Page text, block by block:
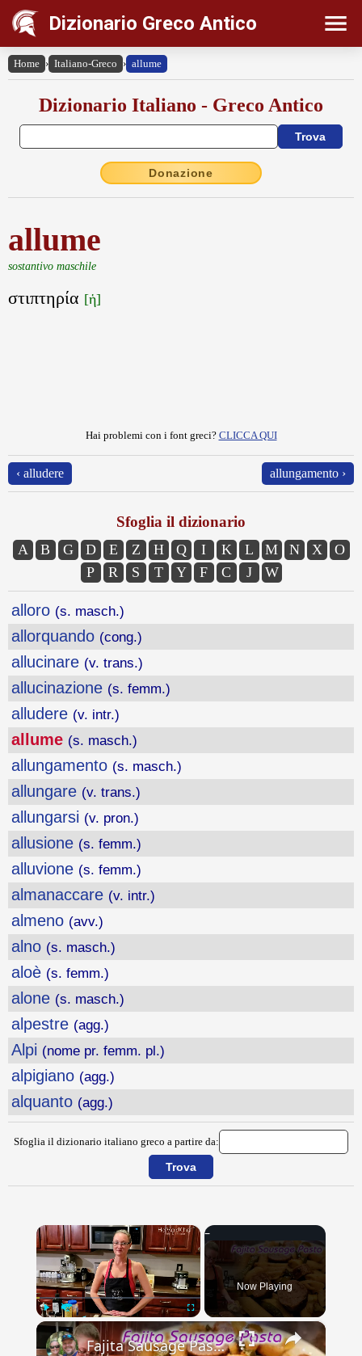
Dizionario Greco Antico
Home › Italiano-Greco › allume
Dizionario Italiano - Greco Antico
Donazione
allume
sostantivo maschile
στιπτηρία [ἡ]
Hai problemi con i font greci? CLICCA QUI
‹ alludere allungamento ›
Sfoglia il dizionario
A B G D E Z H Q I K L M N X
O
P
R S T Y F C J W
alloro (s. masch.)
allorquando (cong.)
allucinare (v. trans.)
allucinazione (s. femm.)
alludere (v. intr.)
allume (s. masch.)
allungamento (s. masch.)
allungare (v. trans.)
allungarsi (v. pron.)
allusione (s. femm.)
alluvione (s. femm.)
almanaccare (v. intr.)
almeno (avv.)
alno (s. masch.)
aloè (s. femm.)
alone (s. masch.)
alpestre (agg.)
Alpi (nome pr. femm. pl.)
alpigiano (agg.)
alquanto (agg.)
Sfoglia il dizionario italiano greco a partire da:
×
Play Unmute Fullscreen
Now Playing
×
Fajita Sausage Pasta | Dining In With Danielle